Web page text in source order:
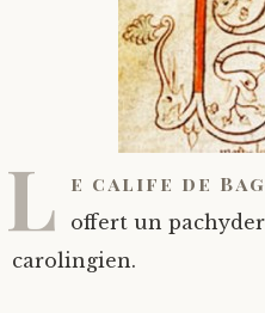
L e calife de
offert un
carolingien.